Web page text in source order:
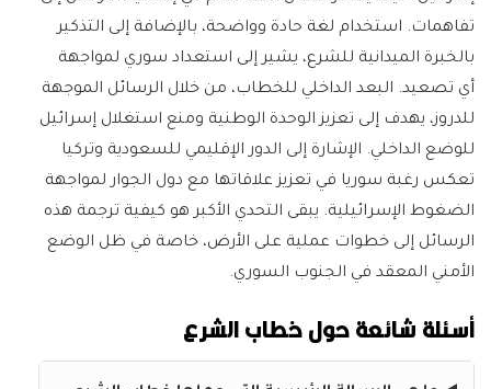
تفاهمات. استخدام لغة حادة وواضحة، بالإضافة إلى التذكير
بالخبرة الميدانية للشرع، يشير إلى استعداد سوري لمواجهة
أي تصعيد. البعد الداخلي للخطاب، من خلال الرسائل الموجهة
للدروز، يهدف إلى تعزيز الوحدة الوطنية ومنع استغلال إسرائيل
للوضع الداخلي. الإشارة إلى الدور الإقليمي للسعودية وتركيا
تعكس رغبة سوريا في تعزيز علاقاتها مع دول الجوار لمواجهة
الضغوط الإسرائيلية. يبقى التحدي الأكبر هو كيفية ترجمة هذه
الرسائل إلى خطوات عملية على الأرض، خاصة في ظل الوضع
الأمني المعقد في الجنوب السوري.
أسئلة شائعة حول خطاب الشرع